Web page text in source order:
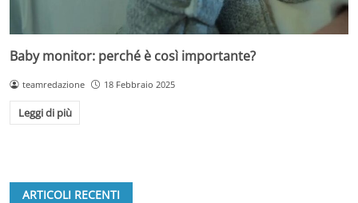
Baby monitor: perché è così importante?
teamredazione 18 Febbraio 2025
Leggi di più
ARTICOLI RECENTI